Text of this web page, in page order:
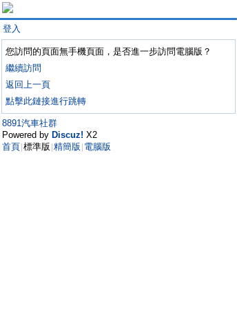
登入
您訪問的頁面無手機頁面，是否進一步訪問電腦版？
繼續訪問
返回上一頁
點擊此鏈接進行跳轉
8891汽車社群
Powered by Discuz! X2
首頁 標準版 精簡版 電腦版